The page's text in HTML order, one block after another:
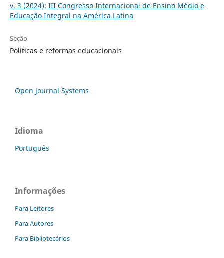
v. 3 (2024): III Congresso Internacional de Ensino Médio e
Educação Integral na América Latina
Seção
Políticas e reformas educacionais
Open Journal Systems
Idioma
Português
Informações
Para Leitores
Para Autores
Para Bibliotecários